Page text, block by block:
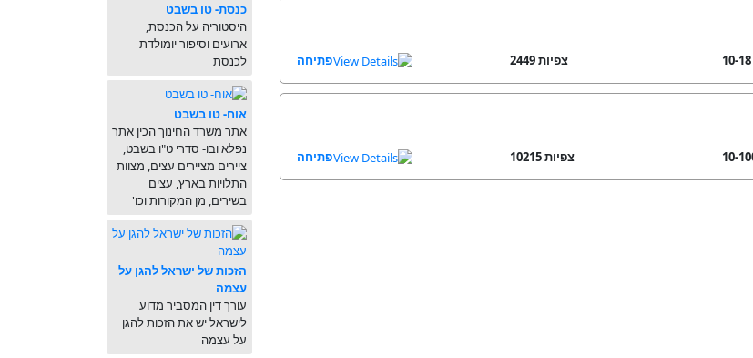
2449 צפיות פתיחה
10215 צפיות פתיחה
כנסת- טו בשבט
היסטוריה על הכנסת,
ארועים וסיפור יומולדת
לכנסת
אוח- טו בשבט
אתר משרד החינוך הכין אתר
נפלא ובו- סדרי ט"ו בשבט,
ציירים מציירים עצים, מצוות
התלויות בארץ, עצים
בשירים, מן המקורות וכו'
הזכות של ישראל להגן על
עצמה
עורך דין המסביר מדוע
לישראל יש את הזכות להגן
על עצמה